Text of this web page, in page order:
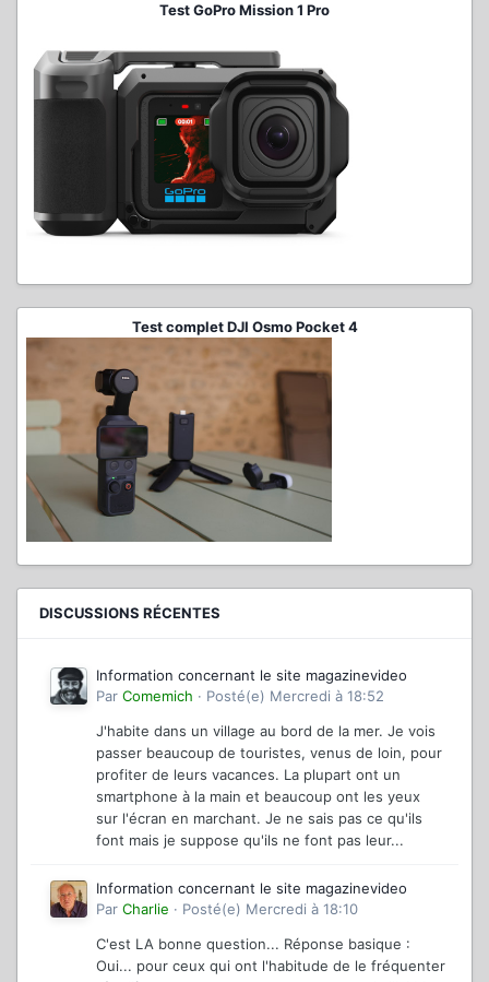
Test GoPro Mission 1 Pro
Test complet DJI Osmo Pocket 4
DISCUSSIONS RÉCENTES
Information concernant le site magazinevideo
Par Comemich · Posté(e) Mercredi à 18:52
J'habite dans un village au bord de la mer. Je vois
passer beaucoup de touristes, venus de loin, pour
profiter de leurs vacances. La plupart ont un
smartphone à la main et beaucoup ont les yeux
sur l'écran en marchant. Je ne sais pas ce qu'ils
font mais je suppose qu'ils ne font pas leur...
Information concernant le site magazinevideo
Par Charlie · Posté(e) Mercredi à 18:10
C'est LA bonne question... Réponse basique :
Oui... pour ceux qui ont l'habitude de le fréquenter